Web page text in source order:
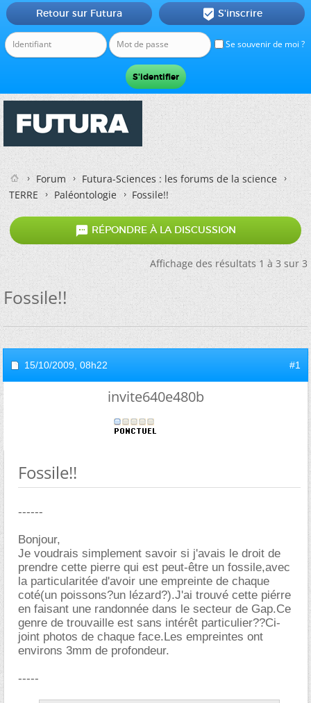
Se souvenir de moi ?
Retour sur Futura  S'inscrire
Forum
Futura-Sciences : les forums de la science
TERRE
Paléontologie Fossile!!
 RÉPONDRE À LA DISCUSSION
Affichage des résultats 1 à 3 sur 3
Fossile!!
15/10/2009, 08h22 #1
invite640e480b
Fossile!!
------
Bonjour,
Je voudrais simplement savoir si j'avais le droit de
prendre cette pierre qui est peut-être un fossile,avec
la particularitée d'avoir une empreinte de chaque
coté(un poissons?un lézard?).J'ai trouvé cette piérre
en faisant une randonnée dans le secteur de Gap.Ce
genre de trouvaille est sans intérêt particulier??Ci-
joint photos de chaque face.Les empreintes ont
environs 3mm de profondeur.
-----